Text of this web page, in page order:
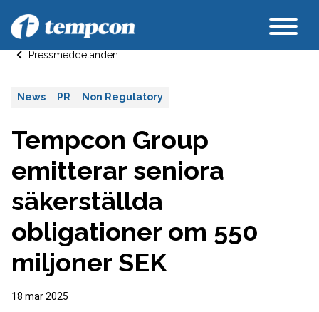
Pressmeddelanden
News PR Non Regulatory
Tempcon Group
emitterar seniora
säkerställda
obligationer om 550
miljoner SEK
18 mar 2025